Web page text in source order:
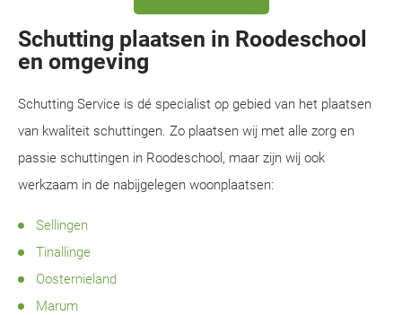
Schutting plaatsen in Roodeschool
en omgeving
Schutting Service is dé specialist op gebied van het plaatsen
van kwaliteit schuttingen. Zo plaatsen wij met alle zorg en
passie schuttingen in Roodeschool, maar zijn wij ook
werkzaam in de nabijgelegen woonplaatsen:
Sellingen
Tinallinge
Oosternieland
Marum